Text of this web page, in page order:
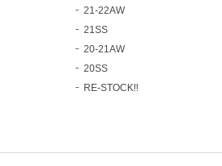
21-22AW
21SS
20-21AW
20SS
RE-STOCK!!